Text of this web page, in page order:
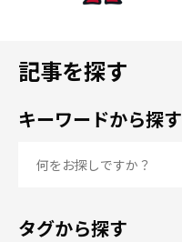
記事を探す
キーワードから探す
タグから探す